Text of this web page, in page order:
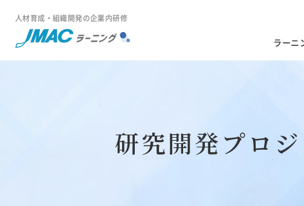
人材育成・組織開発の企業内研修
ラーニ
研究開発プロ